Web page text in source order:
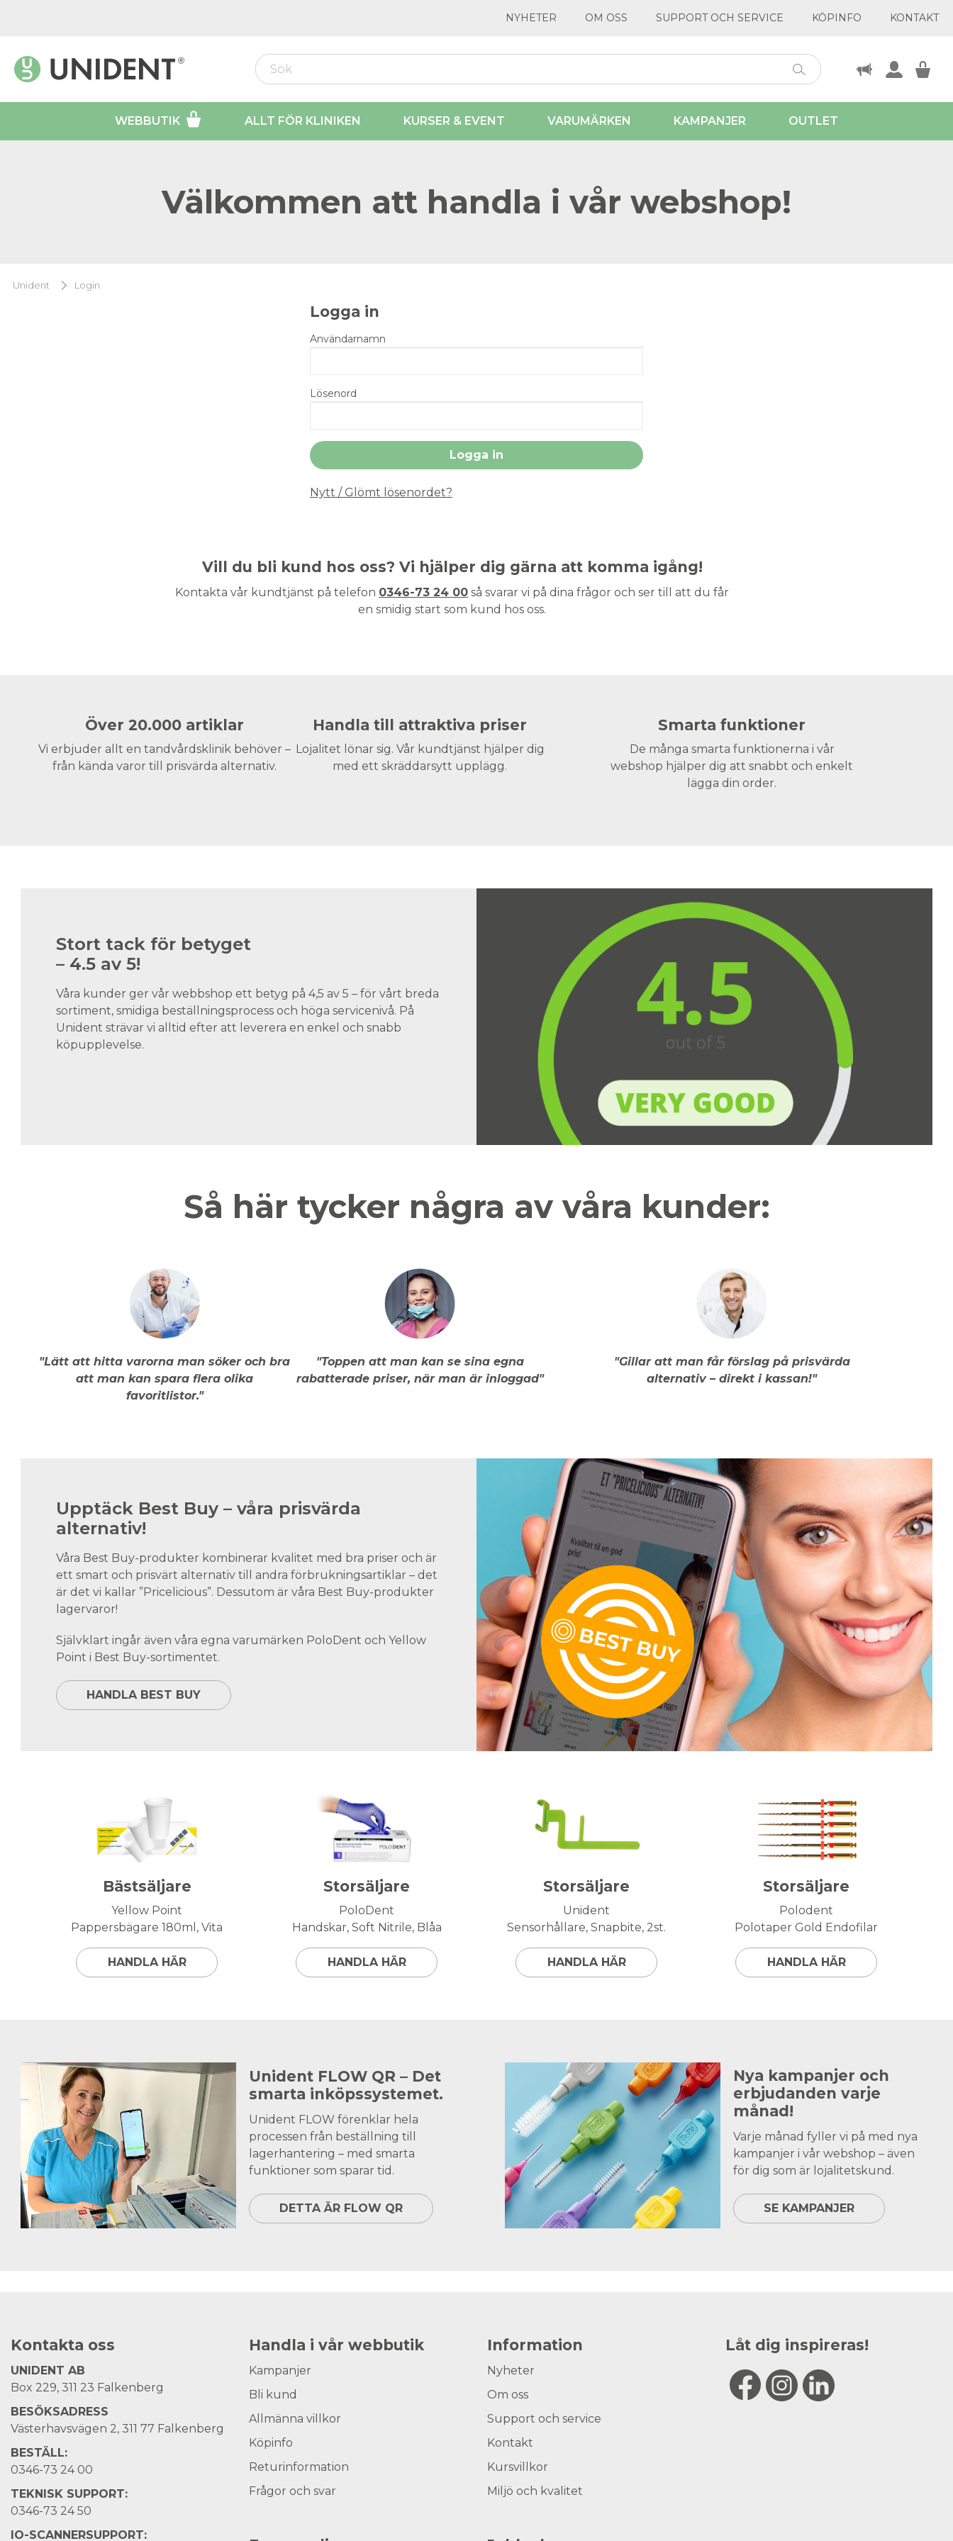
NYHETER OM OSS SUPPORT OCH SERVICE KÖPINFO KONTAKT
WEBBUTIK ALLT FÖR KLINIKEN KURSER & EVENT VARUMÄRKEN KAMPANJER OUTLET
Välkommen att handla i vår webshop!
Unident Login
Logga in
Användarnamn
Lösenord
Nytt / Glömt lösenordet?
Vill du bli kund hos oss? Vi hjälper dig gärna att komma igång!
Kontakta vår kundtjänst på telefon 0346-73 24 00 så svarar vi på dina frågor och ser till att du får
en smidig start som kund hos oss.
Över 20.000 artiklar
Vi erbjuder allt en tandvårdsklinik behöver –
från kända varor till prisvärda alternativ.
Handla till attraktiva priser
Lojalitet lönar sig. Vår kundtjänst hjälper dig
med ett skräddarsytt upplägg.
Smarta funktioner
De många smarta funktionerna i vår
webshop hjälper dig att snabbt och enkelt
lägga din order.
Stort tack för betyget
– 4.5 av 5!
Våra kunder ger vår webbshop ett betyg på 4,5 av 5 – för vårt breda
sortiment, smidiga beställningsprocess och höga servicenivå. På
Unident strävar vi alltid efter att leverera en enkel och snabb
köpupplevelse.
Så här tycker några av våra kunder:
"Lätt att hitta varorna man söker och bra
att man kan spara flera olika
favoritlistor."
"Toppen att man kan se sina egna
rabatterade priser, när man är inloggad"
"Gillar att man får förslag på prisvärda
alternativ – direkt i kassan!"
Upptäck Best Buy – våra prisvärda
alternativ!
Våra Best Buy-produkter kombinerar kvalitet med bra priser och är
ett smart och prisvärt alternativ till andra förbrukningsartiklar – det
är det vi kallar ”Pricelicious”. Dessutom är våra Best Buy-produkter
lagervaror!
Självklart ingår även våra egna varumärken PoloDent och Yellow
Point i Best Buy-sortimentet.
HANDLA BEST BUY
Bästsäljare
Yellow Point
Pappersbägare 180ml, Vita
HANDLA HÄR
Storsäljare
PoloDent
Handskar, Soft Nitrile, Blåa
HANDLA HÄR
Storsäljare
Unident
Sensorhållare, Snapbite, 2st.
HANDLA HÄR
Storsäljare
Polodent
Polotaper Gold Endofilar
HANDLA HÄR
Unident FLOW QR – Det
smarta inköpssystemet.
Unident FLOW förenklar hela
processen från beställning till
lagerhantering – med smarta
funktioner som sparar tid.
DETTA ÄR FLOW QR
Nya kampanjer och
erbjudanden varje
månad!
Varje månad fyller vi på med nya
kampanjer i vår webshop – även
för dig som är lojalitetskund.
SE KAMPANJER
Kontakta oss
UNIDENT AB
Box 229, 311 23 Falkenberg
BESÖKSADRESS
Västerhavsvägen 2, 311 77 Falkenberg
BESTÄLL:
0346-73 24 00
TEKNISK SUPPORT:
0346-73 24 50
IO-SCANNERSUPPORT:
Handla i vår webbutik
Kampanjer
Bli kund
Allmänna villkor
Köpinfo
Returinformation
Frågor och svar
Information
Nyheter
Om oss
Support och service
Kontakt
Kursvillkor
Miljö och kvalitet
Låt dig inspireras!